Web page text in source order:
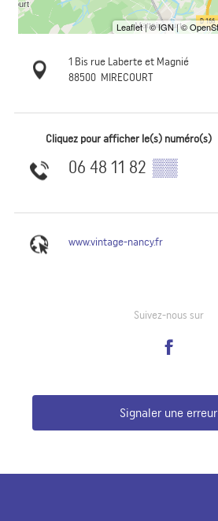
1 Bis rue Laberte et Magnié
88500 MIRECOURT
Cliquez pour afficher le(s) numéro(s)
06 48 11 82 ▒▒
www.vintage-nancy.fr
Suivez-nous sur
Signaler une erreur